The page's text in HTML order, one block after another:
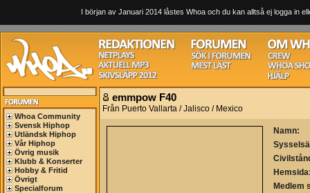
I början av Januari 2014 låstes Whoa och du kan alltså ej logga in
Whoa Community
Svensk Hiphop
Utländsk Hiphop
Vår Hiphop
Övrig musik
Klubb & Konserter
Hobby & Fritid
Övrigt
Specialforum
emmpow F40
Från Puerto Vallarta / Jalisco / Mexico
Namn:
Medlem